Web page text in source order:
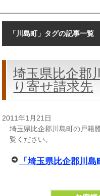
「川島町」タグの記事一覧
埼玉県比企郡
り寄せ請求先
2011年1月21日
埼玉県比企郡川島町の戸籍
覧ください。
「埼玉県比企郡川